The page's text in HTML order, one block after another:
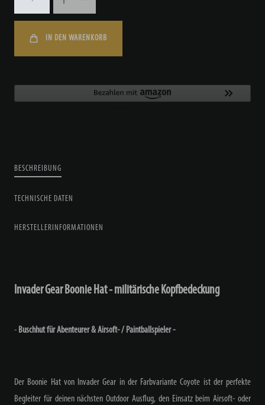
IN DEN WARENKORB
BESCHREIBUNG
TECHNISCHE DATEN
HERSTELLERINFORMATIONEN
Invader Gear Boonie Hat - militärische Kopfbedeckung
- Buschhut für Abenteurer & Airsoft- / Paintballspieler -
Der Boonie Hat von Invader Gear in der Farbvariante Coyote ist der perfekte
Begleiter für deinen nächsten Outdoor Ausflug, den Einsatz beim Airsoft- oder